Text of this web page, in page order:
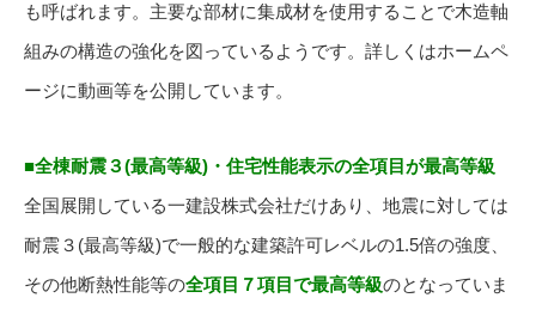
も呼ばれます。主要な部材に集成材を使用することで木造軸
組みの構造の強化を図っているようです。詳しくはホームペ
ージに動画等を公開しています。
■全棟耐震３(最高等級)・住宅性能表示の全項目が最高等級
全国展開している一建設株式会社だけあり、地震に対しては
耐震３(最高等級)で一般的な建築許可レベルの1.5倍の強度、
その他断熱性能等の全項目７項目で最高等級のとなっていま